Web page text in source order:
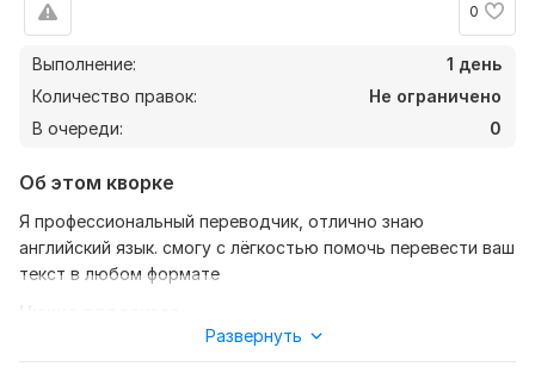
0
Выполнение:
1 день
Количество правок:
Не ограничено
В очереди:
0
Об этом кворке
Я профессиональный переводчик, отлично знаю
английский язык. смогу с лёгкостью помочь перевести ваш
текст в любом формате
С вас требуется текст, желательно в формате документа
Развернуть